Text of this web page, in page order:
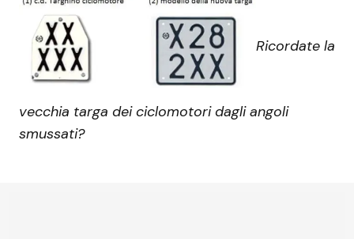
Ricordate la
vecchia targa dei ciclomotori dagli angoli
smussati?